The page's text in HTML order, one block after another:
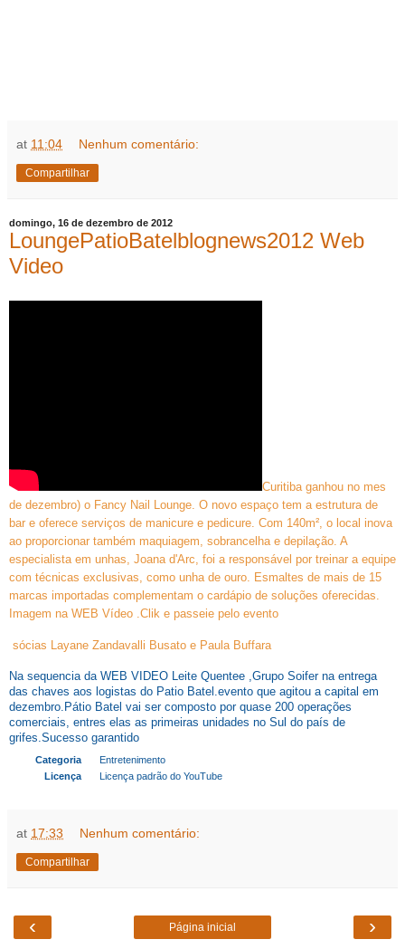
at 11:04 Nenhum comentário:
Compartilhar
domingo, 16 de dezembro de 2012
LoungePatioBatelblognews2012 Web
Video
Curitiba ganhou no mes
de dezembro) o Fancy Nail Lounge. O novo espaço tem a estrutura de
bar e oferece serviços de manicure e pedicure. Com 140m², o local inova
ao proporcionar também maquiagem, sobrancelha e depilação. A
especialista em unhas, Joana d'Arc, foi a responsável por treinar a equipe
com técnicas exclusivas, como unha de ouro. Esmaltes de mais de 15
marcas importadas complementam o cardápio de soluções oferecidas.
Imagem na WEB Vídeo .Clik e passeie pelo evento
sócias Layane Zandavalli Busato e Paula Buffara
Na sequencia da WEB VIDEO Leite Quentee ,Grupo Soifer na entrega
das chaves aos logistas do Patio Batel.evento que agitou a capital em
dezembro.Pátio Batel vai ser composto por quase 200 operações
comerciais, entres elas as primeiras unidades no Sul do país de
grifes.Sucesso garantido
Categoria
Entretenimento
Licença
Licença padrão do YouTube
at 17:33 Nenhum comentário:
Compartilhar
‹ ›
Página inicial